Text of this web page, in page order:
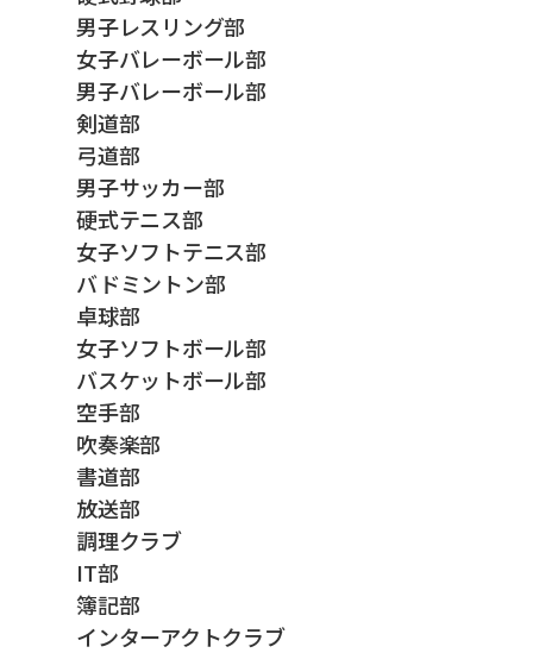
男子レスリング部
女子バレーボール部
男子バレーボール部
剣道部
弓道部
男子サッカー部
硬式テニス部
女子ソフトテニス部
バドミントン部
卓球部
女子ソフトボール部
バスケットボール部
空手部
吹奏楽部
書道部
放送部
調理クラブ
IT部
簿記部
インターアクトクラブ